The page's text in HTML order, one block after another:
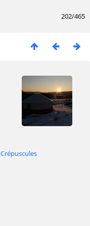
202/465
Crépuscules